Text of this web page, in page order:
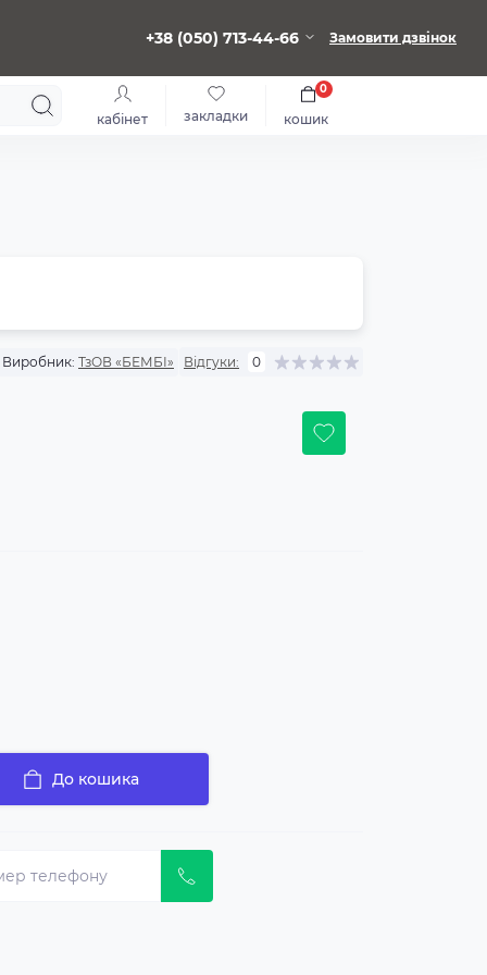
+38 (050) 713-44-66 Замовити дзвінок
кабінет закладки кошик
0
Виробник: ТзОВ «БЕМБІ» Відгуки: 0
До кошика